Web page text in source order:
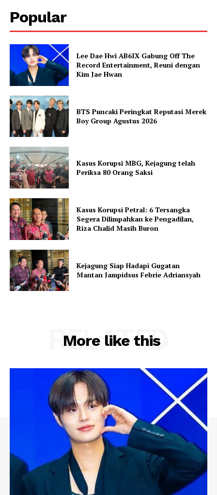
Popular
Lee Dae Hwi AB6IX Gabung Off The
Record Entertainment, Reuni dengan
Kim Jae Hwan
BTS Puncaki Peringkat Reputasi Merek
Boy Group Agustus 2026
Kasus Korupsi MBG, Kejagung telah
Periksa 80 Orang Saksi
Kasus Korupsi Petral: 6 Tersangka
Segera Dilimpahkan ke Pengadilan,
Riza Chalid Masih Buron
Kejagung Siap Hadapi Gugatan
Mantan Jampidsus Febrie Adriansyah
More like this
RELATED